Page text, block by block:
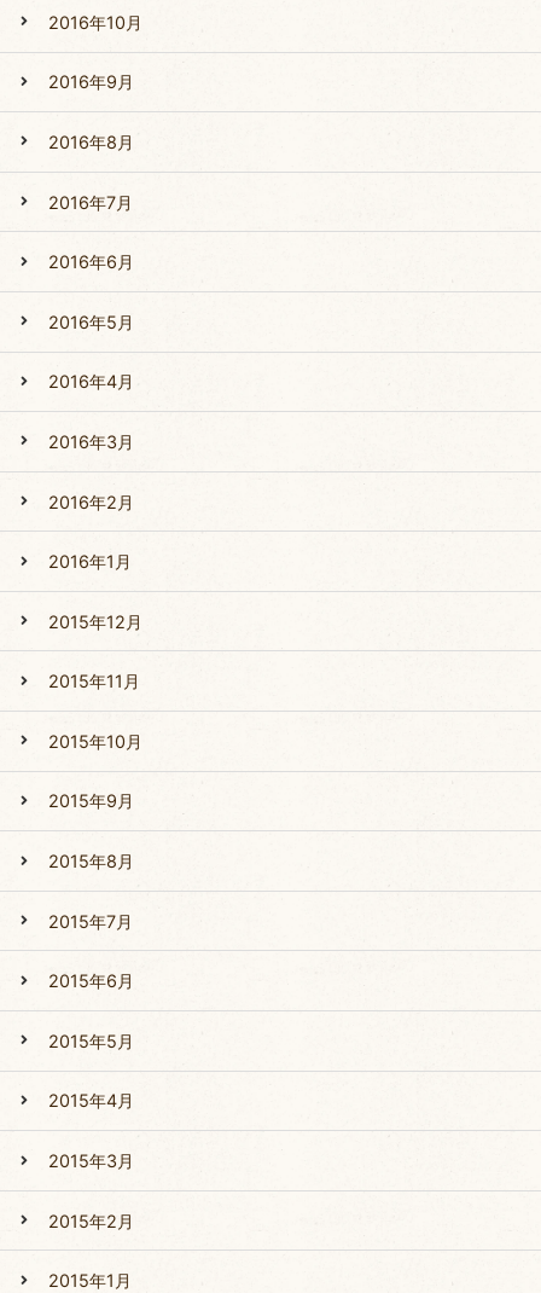
2016年10月
2016年9月
2016年8月
2016年7月
2016年6月
2016年5月
2016年4月
2016年3月
2016年2月
2016年1月
2015年12月
2015年11月
2015年10月
2015年9月
2015年8月
2015年7月
2015年6月
2015年5月
2015年4月
2015年3月
2015年2月
2015年1月